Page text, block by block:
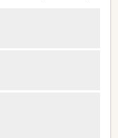
習得頂きます。
アで、総合病院前に調
していく予定です。